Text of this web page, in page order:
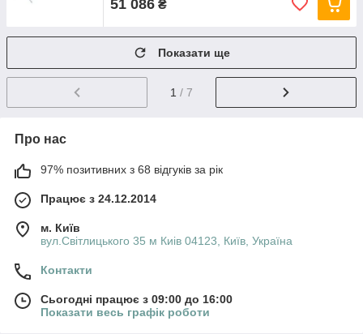
51 086 ₴
Показати ще
1 / 7
Про нас
97% позитивних з 68 відгуків за рік
Працює з 24.12.2014
м. Київ
вул.Світлицького 35 м Киів 04123, Київ, Україна
Контакти
Сьогодні працює з 09:00 до 16:00
Показати весь графік роботи